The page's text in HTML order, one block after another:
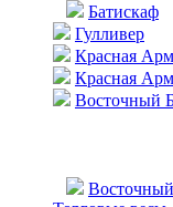
Батискаф
Гулливер
Красная
Красная
Восточный
Восточный